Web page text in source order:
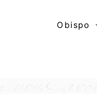
Obispo